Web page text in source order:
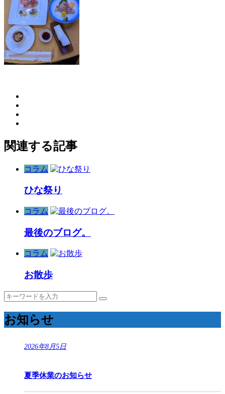
関連する記事
コラム
ひな祭り
コラム
最後のブログ。
コラム
お散歩
お知らせ
2026年8月5日
夏季休業のお知らせ